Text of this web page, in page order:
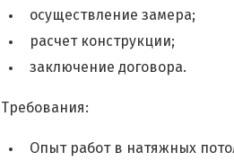
осуществление замера;
расчет конструкции;
заключение договора.
Требования:
Опыт работ в натяжных